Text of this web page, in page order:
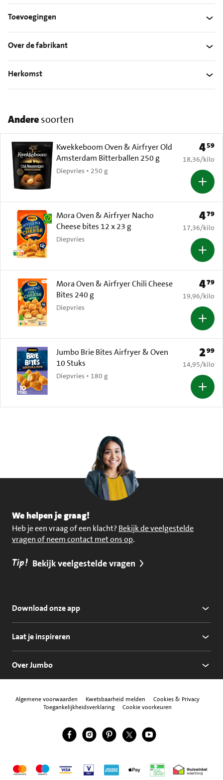
Toevoegingen
Over de fabrikant
Herkomst
Anderesoorten
Kwekkeboom Oven & Airfryer Old
Amsterdam Bitterballen 250 g
Diepvries • 250 g
Prijs:
459
€ 18,36 per
18,36/kilo
Mora Oven & Airfryer Nacho
Cheese bites 12 x 23 g
Diepvries
Prijs:
479
€ 17,36 per
17,36/kilo
Mora Oven & Airfryer Chili Cheese
Bites 240 g
Diepvries
Prijs:
479
€ 19,96 per
19,96/kilo
Jumbo Brie Bites Airfryer & Oven
10 Stuks
Diepvries • 180 g
Prijs:
299
€ 14,95 per
14,95/kilo
We helpen je graag!
Heb je een vraag of een klacht? Bekijk de veelgestelde
vragen of neem contact met ons op.
Tip! Bekijk veelgestelde vragen
Download onze app
Laat je inspireren
Over Jumbo
Algemene voorwaarden Kwetsbaarheid melden
Cookies & Privacy
Toegankelijkheidsverklaring
Cookie voorkeuren
Volg ons
Jumbo Facebook
Jumbo Instagram
Jumbo Pinterest
Jumbo Twitter
Jumbo YouTube
MastercardMaestroVisa Vpay American Express
Apple Pay Thuiswinkel